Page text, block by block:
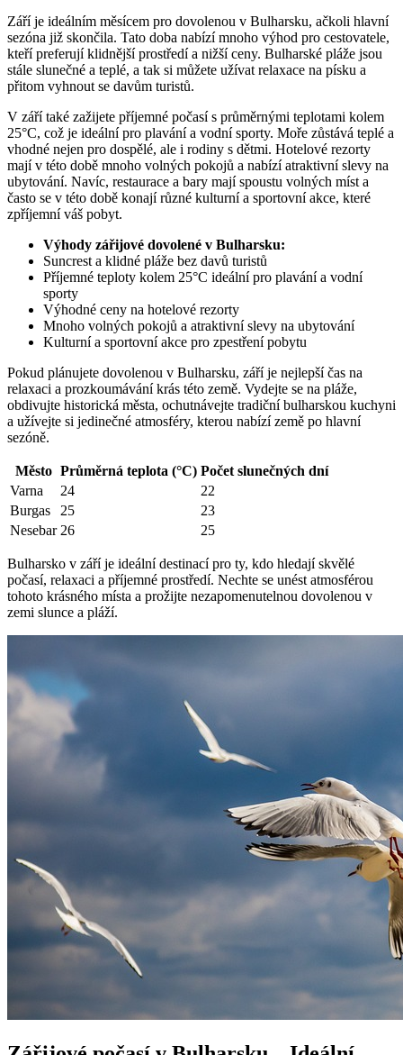
Září je ideálním měsícem pro dovolenou v Bulharsku, ačkoli hlavní
sezóna již skončila. Tato doba nabízí mnoho výhod pro cestovatele,
kteří preferují klidnější prostředí a nižší ceny. Bulharské pláže jsou
stále slunečné a teplé, a tak si můžete užívat relaxace na písku a
přitom vyhnout se davům turistů.
V září také zažijete příjemné počasí s průměrnými teplotami kolem
25°C, což je ideální pro plavání a vodní sporty. Moře zůstává teplé a
vhodné nejen pro dospělé, ale i rodiny s dětmi. Hotelové rezorty
mají v této době mnoho volných pokojů a nabízí atraktivní slevy na
ubytování. Navíc, restaurace a bary mají spoustu volných míst a
často se v této době konají různé kulturní a sportovní akce, které
zpříjemní váš pobyt.
Výhody zářijové dovolené v Bulharsku:
Suncrest a klidné pláže bez davů turistů
Příjemné teploty kolem 25°C ideální pro plavání a vodní
sporty
Výhodné ceny na hotelové rezorty
Mnoho volných pokojů a atraktivní slevy na ubytování
Kulturní a sportovní akce pro zpestření pobytu
Pokud plánujete dovolenou v Bulharsku, září je nejlepší čas na
relaxaci a prozkoumávání krás této země. Vydejte se na pláže,
obdivujte historická města, ochutnávejte tradiční bulharskou kuchyni
a užívejte si jedinečné atmosféry, kterou nabízí země po hlavní
sezóně.
Město Průměrná teplota (°C) Počet slunečných dní
Varna
24
22
Burgas
25
23
Nesebar 26 25
Bulharsko v září je ideální destinací pro ty, kdo hledají skvělé
počasí, relaxaci a příjemné prostředí. Nechte se unést atmosférou
tohoto krásného místa a prožijte nezapomenutelnou dovolenou v
zemi slunce a pláží.